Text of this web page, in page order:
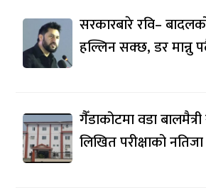
सरकारबारे रवि–
हल्लिन सक्छ, डर मान्नु
गैँडाकोटमा वडा
लिखित परीक्षाको